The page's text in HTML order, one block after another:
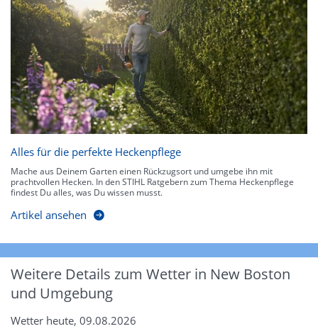
Alles für die perfekte Heckenpflege
Mache aus Deinem Garten einen Rückzugsort und umgebe ihn mit
prachtvollen Hecken. In den STIHL Ratgebern zum Thema Heckenpflege
findest Du alles, was Du wissen musst.
Artikel ansehen
Weitere Details zum Wetter in New Boston
und Umgebung
Wetter heute, 09.08.2026